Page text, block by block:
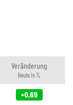
Veränderung
Heute in %
+0,69